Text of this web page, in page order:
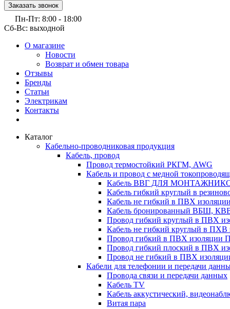
Заказать звонок
Пн-Пт: 8:00 - 18:00
Сб-Вс: выходной
О магазине
Новости
Возврат и обмен товара
Отзывы
Бренды
Статьи
Электрикам
Контакты
Каталог
Кабельно-проводниковая продукция
Кабель, провод
Провод термостойкий РКГМ, AWG
Кабель и провод с медной
Кабель ВВГ ДЛЯ
Кабель гибкий круглый в
Кабель не гибкий в ПВХ
Кабель бронированный ВБШ,
Провод гибкий круглый в ПВХ
Кабель не гибкий круглый в
Провод гибкий в ПВХ изоляции
Провод гибкий плоский в ПВХ
Провод не гибкий в ПВХ
Кабели для телефонии и передачи
Провода связи и передачи данных
Кабель TV
Кабель аккустический,
Витая пара